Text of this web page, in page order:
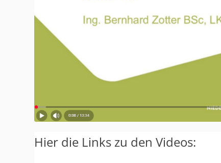
Hier die Links zu den Videos: